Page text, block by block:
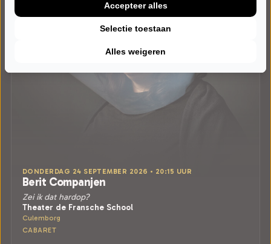
DONDERDAG 24 SEPTEMBER 2026 • 20:15 UUR
Berit Companjen
Zei ik dat hardop?
Theater de Fransche School
Culemborg
CABARET
Alles weigeren
Selectie toestaan
Accepteer alles